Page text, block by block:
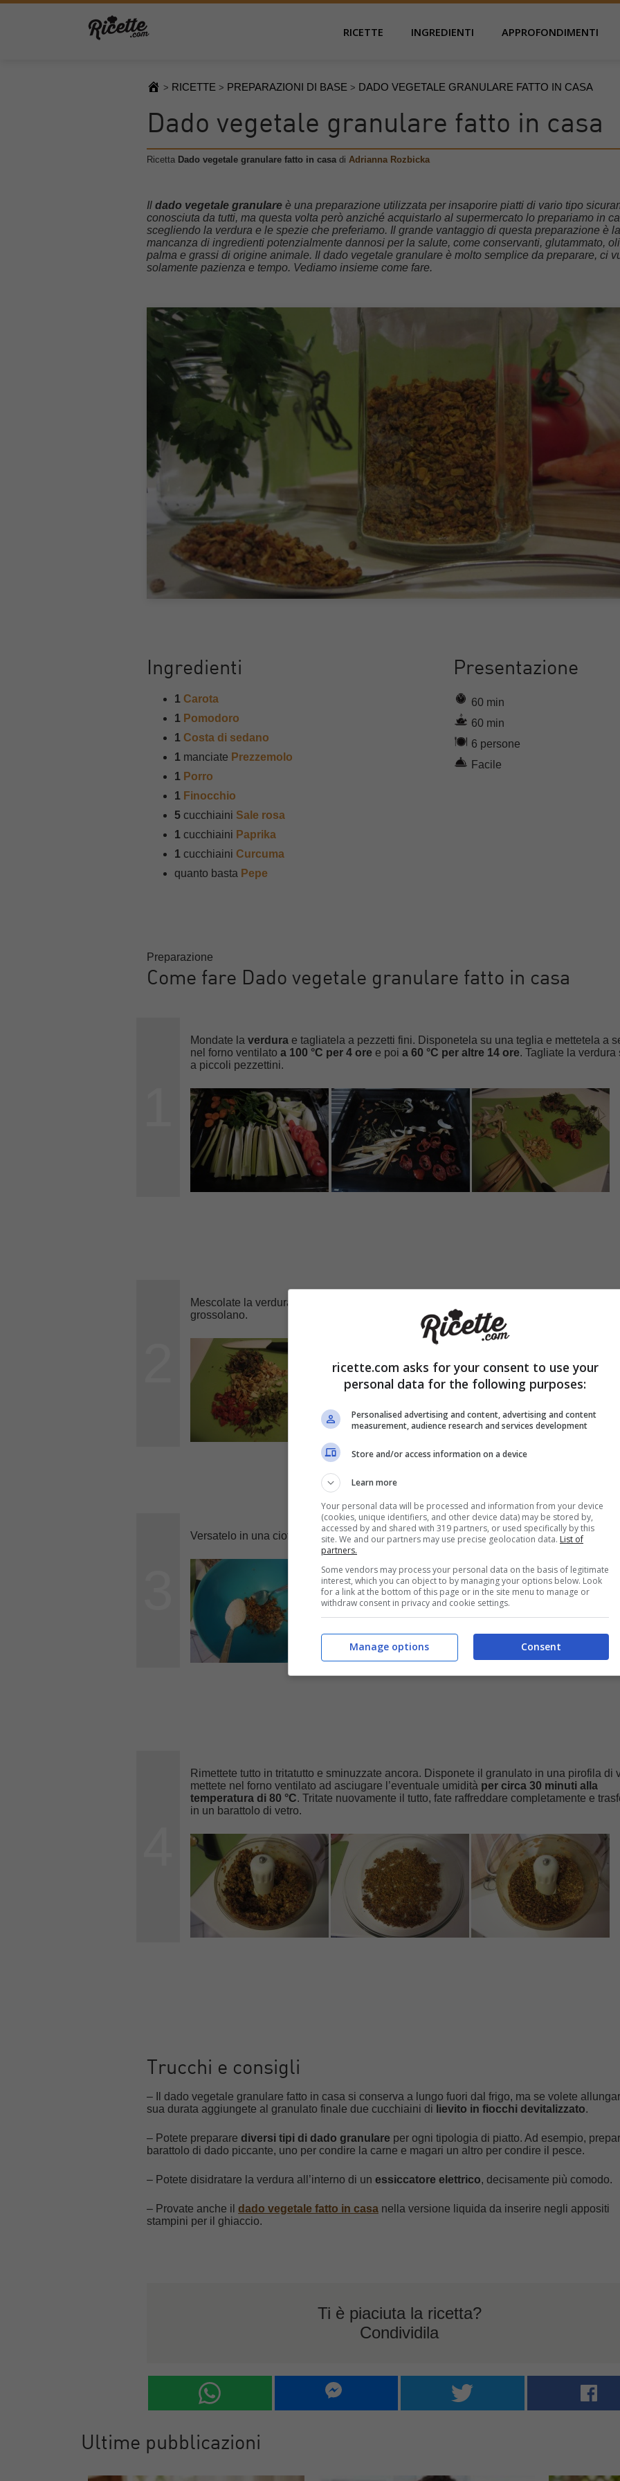
RICETTE INGREDIENTI APPROFONDIMENTI
> RICETTE > PREPARAZIONI DI BASE > DADO VEGETALE GRANULARE FATTO IN CASA
Dado vegetale granulare fatto in casa
Ricetta Dado vegetale granulare fatto in casa di Adrianna Rozbicka
Il dado vegetale granulare è una preparazione utilizzata per insaporire piatti di vario tipo
conosciuta da tutti, ma questa volta però anziché acquistarlo al supermercato lo prepariamo in
scegliendo la verdura e le spezie che preferiamo. Il grande vantaggio di questa preparazione è la
mancanza di ingredienti potenzialmente dannosi per la salute, come conservanti, glutammato,
palma e grassi di origine animale. Il dado vegetale granulare è molto semplice da preparare, ci
solamente pazienza e tempo. Vediamo insieme come fare.
Ingredienti
1 Carota
1 Pomodoro
1 Costa di sedano
1 manciate Prezzemolo
1 Porro
1 Finocchio
5 cucchiaini Sale rosa
1 cucchiaini Paprika
1 cucchiaini Curcuma
quanto basta Pepe
Presentazione
60 min
60 min
6 persone
Facile
Preparazione
Come fare Dado vegetale granulare fatto in casa
Mondate laverdura e tagliatela a pezzetti fini. Disponetela su una teglia e mettetela a
nel forno ventilatoa 100 °C per 4 ore e poia 60 °C per altre 14 ore. Tagliate la verdura
a piccoli pezzettini.
Mescolate la verdura secca e mettetela in un tritatutto. Tritate per ottenere un granulato
grossolano.
Versatelo in una ciotola ed aggiungete ilsale, lapaprikae lacurcuma . Mescolate.
Rimettete tutto in tritatutto e sminuzzate ancora. Disponete il granulato in una pirofila di
mettete nel forno ventilato ad asciugare l’eventuale umidità per circa 30 minuti alla
temperatura di 80 °C. Tritate nuovamente il tutto, fate raffreddare completamente e
in un barattolo di vetro.
Trucchi e consigli
– Il dado vegetale granulare fatto in casa si conserva a lungo fuori dal frigo, ma se volete
sua durata aggiungete al granulato finale due cucchiaini di lievito in fiocchi devitalizzato.
– Potete preparare diversi tipi di dado granulare per ogni tipologia di piatto. Ad esempio,
barattolo di dado piccante, uno per condire la carne e magari un altro per condire il pesce.
– Potete disidratare la verdura all’interno di un essiccatore elettrico, decisamente più comodo.
– Provate anche il dado vegetale fatto in casa nella versione liquida da inserire negli appositi
stampini per il ghiaccio.
Ti è piaciuta la ricetta?
Condividila
Ultime pubblicazioni
ricette.com asks for your consent to use your
personal data for the following purposes:
Personalised advertising and content, advertising and content
measurement, audience research and services development
Store and/or access information on a device
Learn more
Your personal data will be processed and information from your device
(cookies, unique identifiers, and other device data) may be stored by,
accessed by and shared with 319 partners, or used specifically by this
site. We and our partners may use precise geolocation data. List of
partners.
Some vendors may process your personal data on the basis of legitimate
interest, which you can object to by managing your options below. Look
for a link at the bottom of this page or in the site menu to manage or
withdraw consent in privacy and cookie settings.
Consent
Manage options